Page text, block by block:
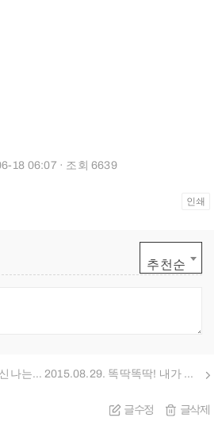
18 06:07 · 조회 6639
인쇄
추천순
2015.08.22. 재미있고 신나는 염색놀이, 내가 만든 알록달록 패션용품 8월 22일 체험 교육 2015.08.29. 똑딱똑딱! 내가 꾸 민 닥종이로 액자시계 만들기 8월 29일 체험 교육
글수정 글삭제